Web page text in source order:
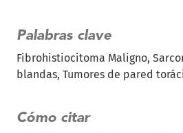
Palabras clave
Fibrohistiocitoma Maligno
blandas Tumores de pared
Cómo citar